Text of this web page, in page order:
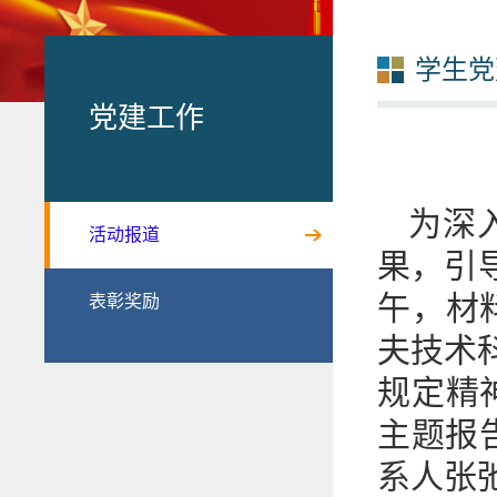
党建工作
活动报道
表彰奖励
学生
为深
果，引
午，材
夫技术
规定精
主题报
系人张